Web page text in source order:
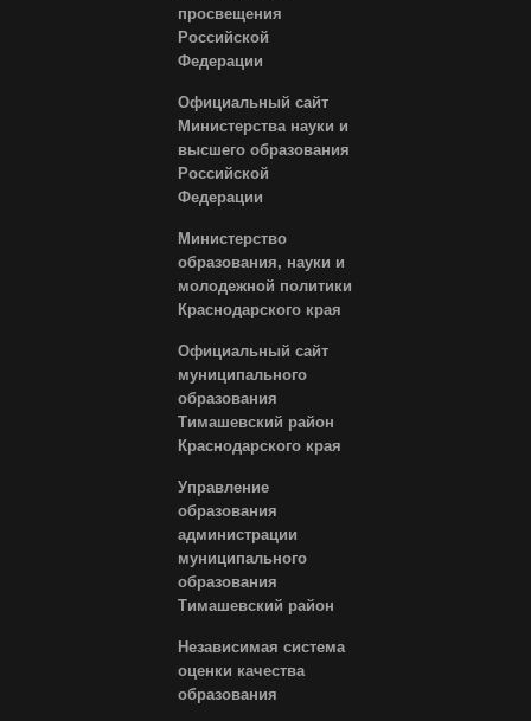
просвещения
Российской
Федерации
Официальный сайт
Министерства науки и
высшего образования
Российской
Федерации
Министерство
образования, науки и
молодежной политики
Краснодарского края
Официальный сайт
муниципального
образования
Тимашевский район
Краснодарского края
Управление
образования
администрации
муниципального
образования
Тимашевский район
Независимая система
оценки качества
образования